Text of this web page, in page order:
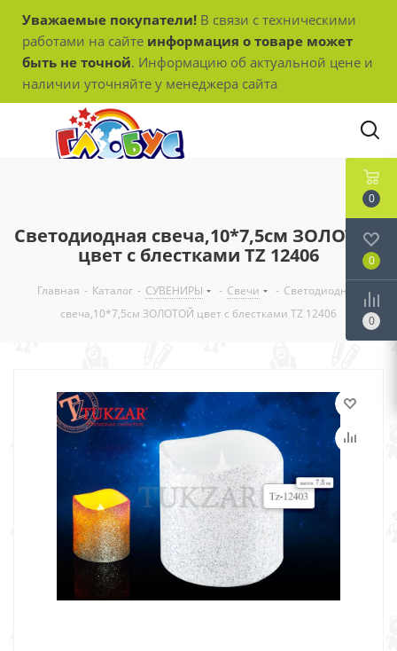
Уважаемые покупатели! В связи с техническими
работами на сайте информация о товаре может
быть не точной. Информацию об актуальной цене и
наличии уточняйте у менеджера сайта
Светодиодная свеча,10*7,5см ЗОЛОТОЙ
цвет с блестками TZ 12406
Главная - Каталог - СУВЕНИРЫ - Свечи - Светодиодная
свеча,10*7,5см ЗОЛОТОЙ цвет с блестками TZ 12406
0
0
0